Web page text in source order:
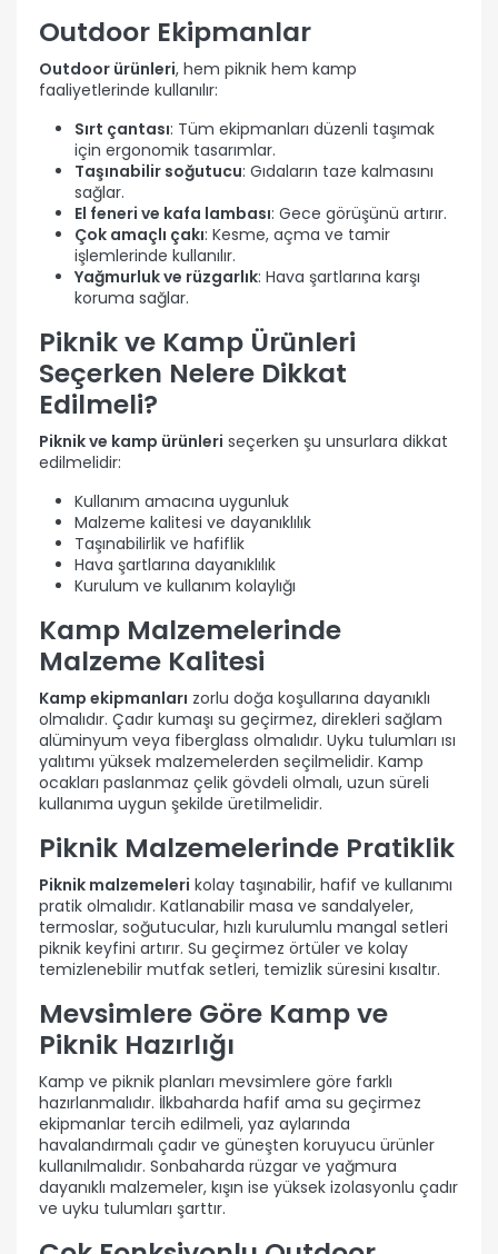
Outdoor Ekipmanlar
Outdoor ürünleri, hem piknik hem kamp
faaliyetlerinde kullanılır:
Sırt çantası: Tüm ekipmanları düzenli taşımak
için ergonomik tasarımlar.
Taşınabilir soğutucu: Gıdaların taze kalmasını
sağlar.
El feneri ve kafa lambası: Gece görüşünü artırır.
Çok amaçlı çakı: Kesme, açma ve tamir
işlemlerinde kullanılır.
Yağmurluk ve rüzgarlık: Hava şartlarına karşı
koruma sağlar.
Piknik ve Kamp Ürünleri
Seçerken Nelere Dikkat
Edilmeli?
Piknik ve kamp ürünleri seçerken şu unsurlara dikkat
edilmelidir:
Kullanım amacına uygunluk
Malzeme kalitesi ve dayanıklılık
Taşınabilirlik ve hafiflik
Hava şartlarına dayanıklılık
Kurulum ve kullanım kolaylığı
Kamp Malzemelerinde
Malzeme Kalitesi
Kamp ekipmanları zorlu doğa koşullarına dayanıklı
olmalıdır. Çadır kumaşı su geçirmez, direkleri sağlam
alüminyum veya fiberglass olmalıdır. Uyku tulumları ısı
yalıtımı yüksek malzemelerden seçilmelidir. Kamp
ocakları paslanmaz çelik gövdeli olmalı, uzun süreli
kullanıma uygun şekilde üretilmelidir.
Piknik Malzemelerinde Pratiklik
Piknik malzemeleri kolay taşınabilir, hafif ve kullanımı
pratik olmalıdır. Katlanabilir masa ve sandalyeler,
termoslar, soğutucular, hızlı kurulumlu mangal setleri
piknik keyfini artırır. Su geçirmez örtüler ve kolay
temizlenebilir mutfak setleri, temizlik süresini kısaltır.
Mevsimlere Göre Kamp ve
Piknik Hazırlığı
Kamp ve piknik planları mevsimlere göre farklı
hazırlanmalıdır. İlkbaharda hafif ama su geçirmez
ekipmanlar tercih edilmeli, yaz aylarında
havalandırmalı çadır ve güneşten koruyucu ürünler
kullanılmalıdır. Sonbaharda rüzgar ve yağmura
dayanıklı malzemeler, kışın ise yüksek izolasyonlu çadır
ve uyku tulumları şarttır.